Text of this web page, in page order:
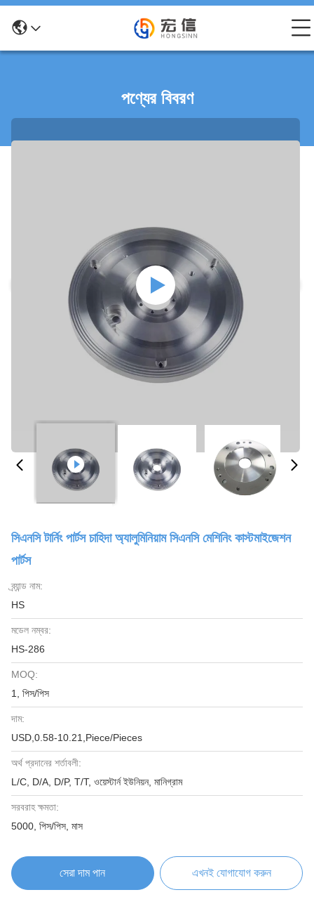
পণ্যের বিবরণ
সিএনসি টার্নিং পার্টস চাহিদা অ্যালুমিনিয়াম সিএনসি মেশিনিং কাস্টমাইজেশন
পার্টস
ব্র্যান্ড নাম:
HS
মডেল নম্বর:
HS-286
MOQ:
1, পিস/পিস
দাম:
USD,0.58-10.21,Piece/Pieces
অর্থ প্রদানের শর্তাবলী:
L/C, D/A, D/P, T/T, ওয়েস্টার্ন ইউনিয়ন, মানিগ্রাম
সরবরাহ ক্ষমতা:
5000, পিস/পিস, মাস
সেরা দাম পান এখনই যোগাযোগ করুন